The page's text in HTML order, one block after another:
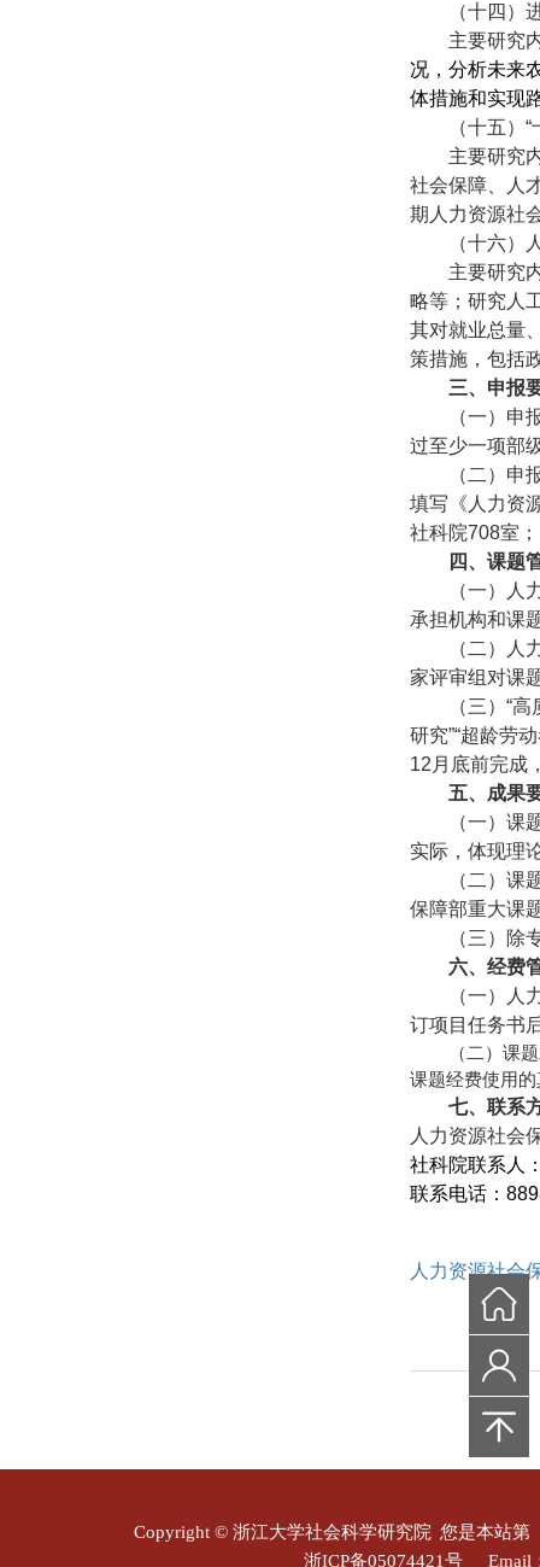
（十四）
主要研究
况，分析未来
体措施和实现
（十五）
主要研究
社会保障、人
期人力资源社
（十六）
主要研究
略等；研究人
其对就业总量
策措施，包括
三、申报
（一）申
过至少一项部
（二）申
填写《人力资
社科院708室
四、课题
（一）
人
承担机构和课
（二）
人
家评审组对课
（三） “高
研究”“超龄劳
12 月底前完成
五、成果
（一）课
实际，体现理
（二）课
保障部重大课
（三）除
六、经费
（一）人
订项目任务书
（二）课
课题经费使用
七、联系
人力资源社会
社科院联系人
联系电话：
人力资源社会
Copyright © 浙江大学社会科学研究院 您是本站第
浙ICP备05074421号
Email